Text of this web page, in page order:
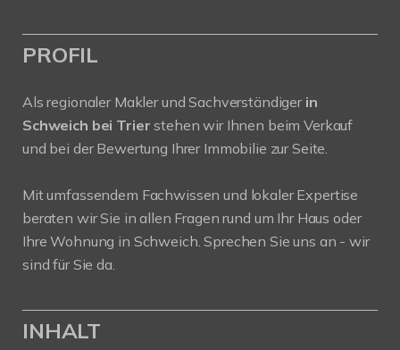
PROFIL
Als regionaler Makler und Sachverständigerin
Schweich bei Trierstehen wir Ihnen beim Verkauf
und bei der Bewertung Ihrer Immobilie zur Seite.
Mit umfassendem Fachwissen und lokaler Expertise
beraten wir Sie in allen Fragen rund um Ihr Haus oder
Ihre Wohnung in Schweich. Sprechen Sie uns an - wir
sind für Sie da.
INHALT